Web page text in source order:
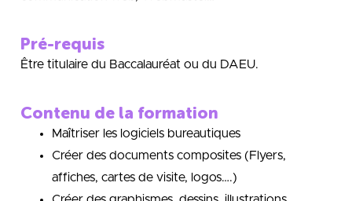
Pré-requis
Être titulaire du Baccalauréat ou du DAEU.
Contenu de la formation
Maîtriser les logiciels bureautiques
Créer des documents composites (Flyers,
affiches, cartes de visite, logos….)